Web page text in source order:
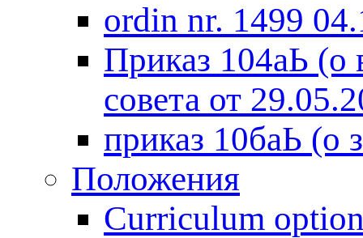
ordin nr. 1499
Приказ 104аЬ (о
совета от
приказ 10баЬ (о
Положения
Curriculum